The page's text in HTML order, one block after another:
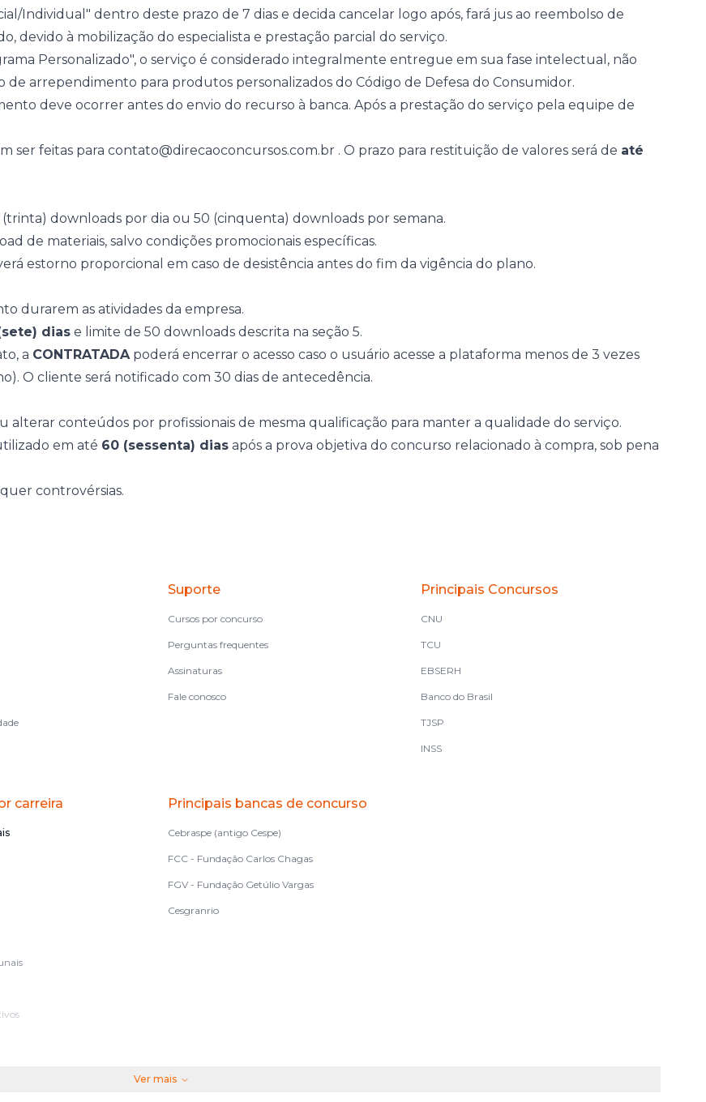
Individual" dentro deste prazo de 7 dias e decida cancelar logo após, fará jus ao reembolso de
devido à mobilização do especialista e prestação parcial do serviço.
Personalizado", o serviço é considerado integralmente entregue em sua fase intelectual, não
arrependimento para produtos personalizados do Código de Defesa do Consumidor.
deve ocorrer antes do envio do recurso à banca. Após a prestação do serviço pela equipe de
ser feitas para contato@direcaoconcursos.com.br . O prazo para restituição de valores será de até
downloads por dia ou 50 (cinquenta) downloads por semana.
de materiais, salvo condições promocionais específicas.
estorno proporcional em caso de desistência antes do fim da vigência do plano.
durarem as atividades da empresa.
dias e limite de 50 downloads descrita na seção 5.
a CONTRATADApoderá encerrar o acesso caso o usuário acesse a plataforma menos de 3 vezes
O cliente será notificado com 30 dias de antecedência.
alterar conteúdos por profissionais de mesma qualificação para manter a qualidade do serviço.
em até 60 (sessenta) dias após a prova objetiva do concurso relacionado à compra, sob pena
controvérsias.
Suporte
Cursos por concurso
Perguntas frequentes
Assinaturas
Fale conosco
Principais Concursos
CNU
TCU
EBSERH
Banco do Brasil
TJSP
INSS
carreira Principais bancas de concurso
Cebraspe (antigo Cespe)
FCC - Fundação Carlos Chagas
FGV - Fundação Getúlio Vargas
Cesgranrio
Ver mais